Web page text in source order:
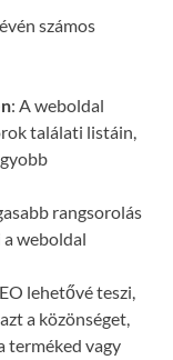
számos
: A weboldal
találati listáin,
rangsorolás
weboldal
lehetővé teszi,
a közönséget,
terméked vagy